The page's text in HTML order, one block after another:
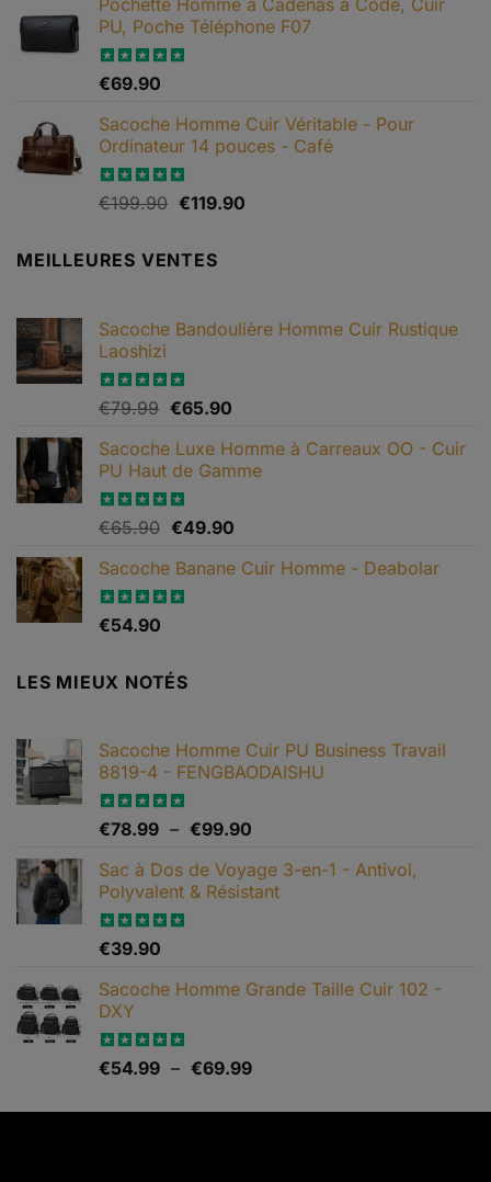
page
du
produit
prix :
€69.90
Pochette Homme à Cadenas à Code, Cuir
PU, Poche Téléphone F07
Note4.67
€69.90
Sacoche Homme Cuir Véritable - Pour
Ordinateur 14 pouces - Café
Note5.00
€199.90 Le
initial
était :
€119.90Le
MEILLEURES VENTES
Sacoche Bandoulière Homme Cuir Rustique
Laoshizi
Note4.88
€79.99 Le
initial
était :
€79.99.
€65.90Le
actuel
est :
Sacoche Luxe Homme à Carreaux OO - Cuir
PU Haut de Gamme
Note4.82
€65.90 Le
initial
était :
€49.90Le
actuel
Sacoche Banane Cuir Homme - Deabolar
Note4.79
€54.90
LES MIEUX NOTÉS
Sacoche Homme Cuir PU Business Travail
8819-4 - FENGBAODAISHU
Note5.00
€78.99 – €99.90
prix :
€78.99
Sac à Dos de Voyage 3-en-1 - Antivol,
Polyvalent & Résistant
Note5.00
€39.90
Sacoche Homme Grande Taille Cuir 102 -
DXY
Note5.00
€54.99 – €69.99Plage
prix :